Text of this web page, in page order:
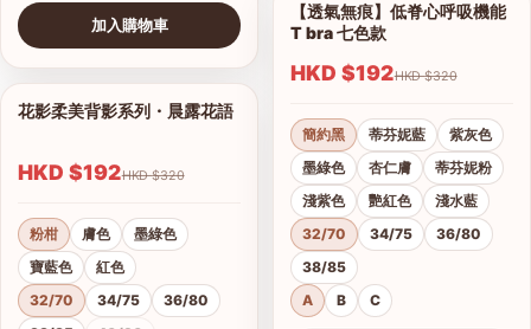
加入購物車
1/21
查看圖片
花影柔美背影系列・晨露花語
HKD $192 HKD $320
粉柑 膚色
墨綠色
寶藍色
紅色
32/70
34/75
36/80
1/28
【透氣無痕】低脊心呼吸機能
T bra 七色款
HKD $192 HKD $320
簡約黑 蒂芬妮藍
紫灰色
墨綠色
杏仁膚
蒂芬妮粉
淺紫色
艷紅色
淺水藍
32/70
34/75
36/80
38/85
A
B C